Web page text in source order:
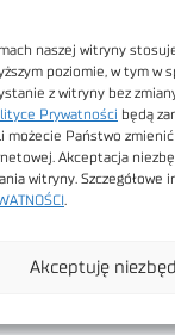
naszej witryny
poziomie, w tym w
z witryny bez
Prywatności będą
możecie Państwo
Akceptacja
witryny. Szczegółowe
Akceptuję
Dostępność
Regulamin
Regulamin